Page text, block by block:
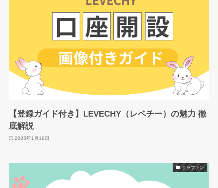
【登録ガイド付き】LEVECHY（レベチー）の魅力 徹
底解説
2025年1月18日
クラファン